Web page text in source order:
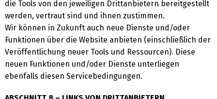
die Tools von den jeweiligen Drittanbietern bereitgestellt
werden, vertraut sind und ihnen zustimmen.
Wir können in Zukunft auch neue Dienste und/oder
Funktionen über die Website anbieten (einschließlich der
Veröffentlichung neuer Tools und Ressourcen). Diese
neuen Funktionen und/oder Dienste unterliegen
ebenfalls diesen Servicebedingungen.